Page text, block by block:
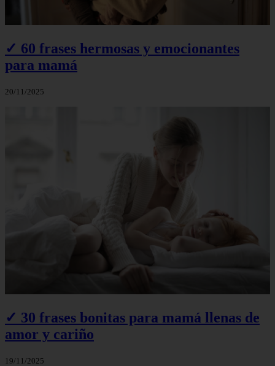
✓ 60 frases hermosas y emocionantes
para mamá
20/11/2025
✓ 30 frases bonitas para mamá llenas de
amor y cariño
19/11/2025